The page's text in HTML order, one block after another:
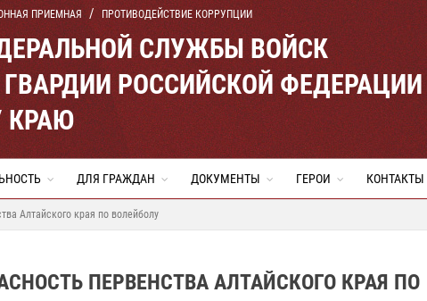
ПРИЕМНАЯ ПРОТИВОДЕЙСТВИЕ КОРРУПЦИИ
СЛУЖБЫ ВОЙСК
РОССИЙСКОЙ ФЕДЕРАЦИИ
КРАЮ
ДЛЯ ГРАЖДАН ДОКУМЕНТЫ ГЕРОИ КОНТАКТЫ
Алтайского края по волейболу
ПЕРВЕНСТВА АЛТАЙСКОГО КРАЯ ПО